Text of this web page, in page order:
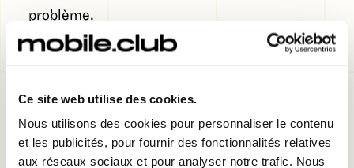
Ce site web utilise des cookies.
Nous utilisons des cookies pour personnaliser le contenu
et les publicités, pour fournir des fonctionnalités relatives
aux réseaux sociaux et pour analyser notre trafic. Nous
problème.
Ma commande peut-elle être
votre demande de location a été refusée,
pas de panique à avoir. Cela signifie